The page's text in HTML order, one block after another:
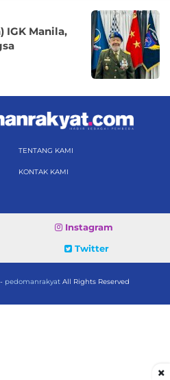
IGK Manila,
TENTANG KAMI
KONTAK KAMI
Instagram
Twitter
pedomanrakyat All Rights Reserved
×